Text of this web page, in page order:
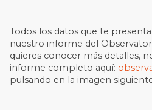
Todos los datos que te
nuestro informe del
quieres conocer más detalles,
informe completo aquí:
pulsando en la imagen